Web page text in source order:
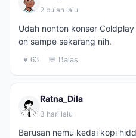
2 bulan lalu
Udah nonton konser
on sampe sekarang nih.
♥ 63 💬 Balas
Ratna_Dila
3 hari lalu
Barusan nemu kedai kopi